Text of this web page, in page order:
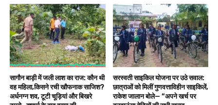
सागौन बाड़ी में जली लाश का राज: कौन थी
वह महिला,किसने रची खौफनाक साजिश?
अर्धनग्न शव, टूटी चूड़ियां और बिखरे
सरस्वती साइकिल योजना पर उठे सवाल:
छात्राओं को मिलीं गुणवत्ताविहीन साइकिलें,
राकेश जालान बोले— “अपने खर्च पर